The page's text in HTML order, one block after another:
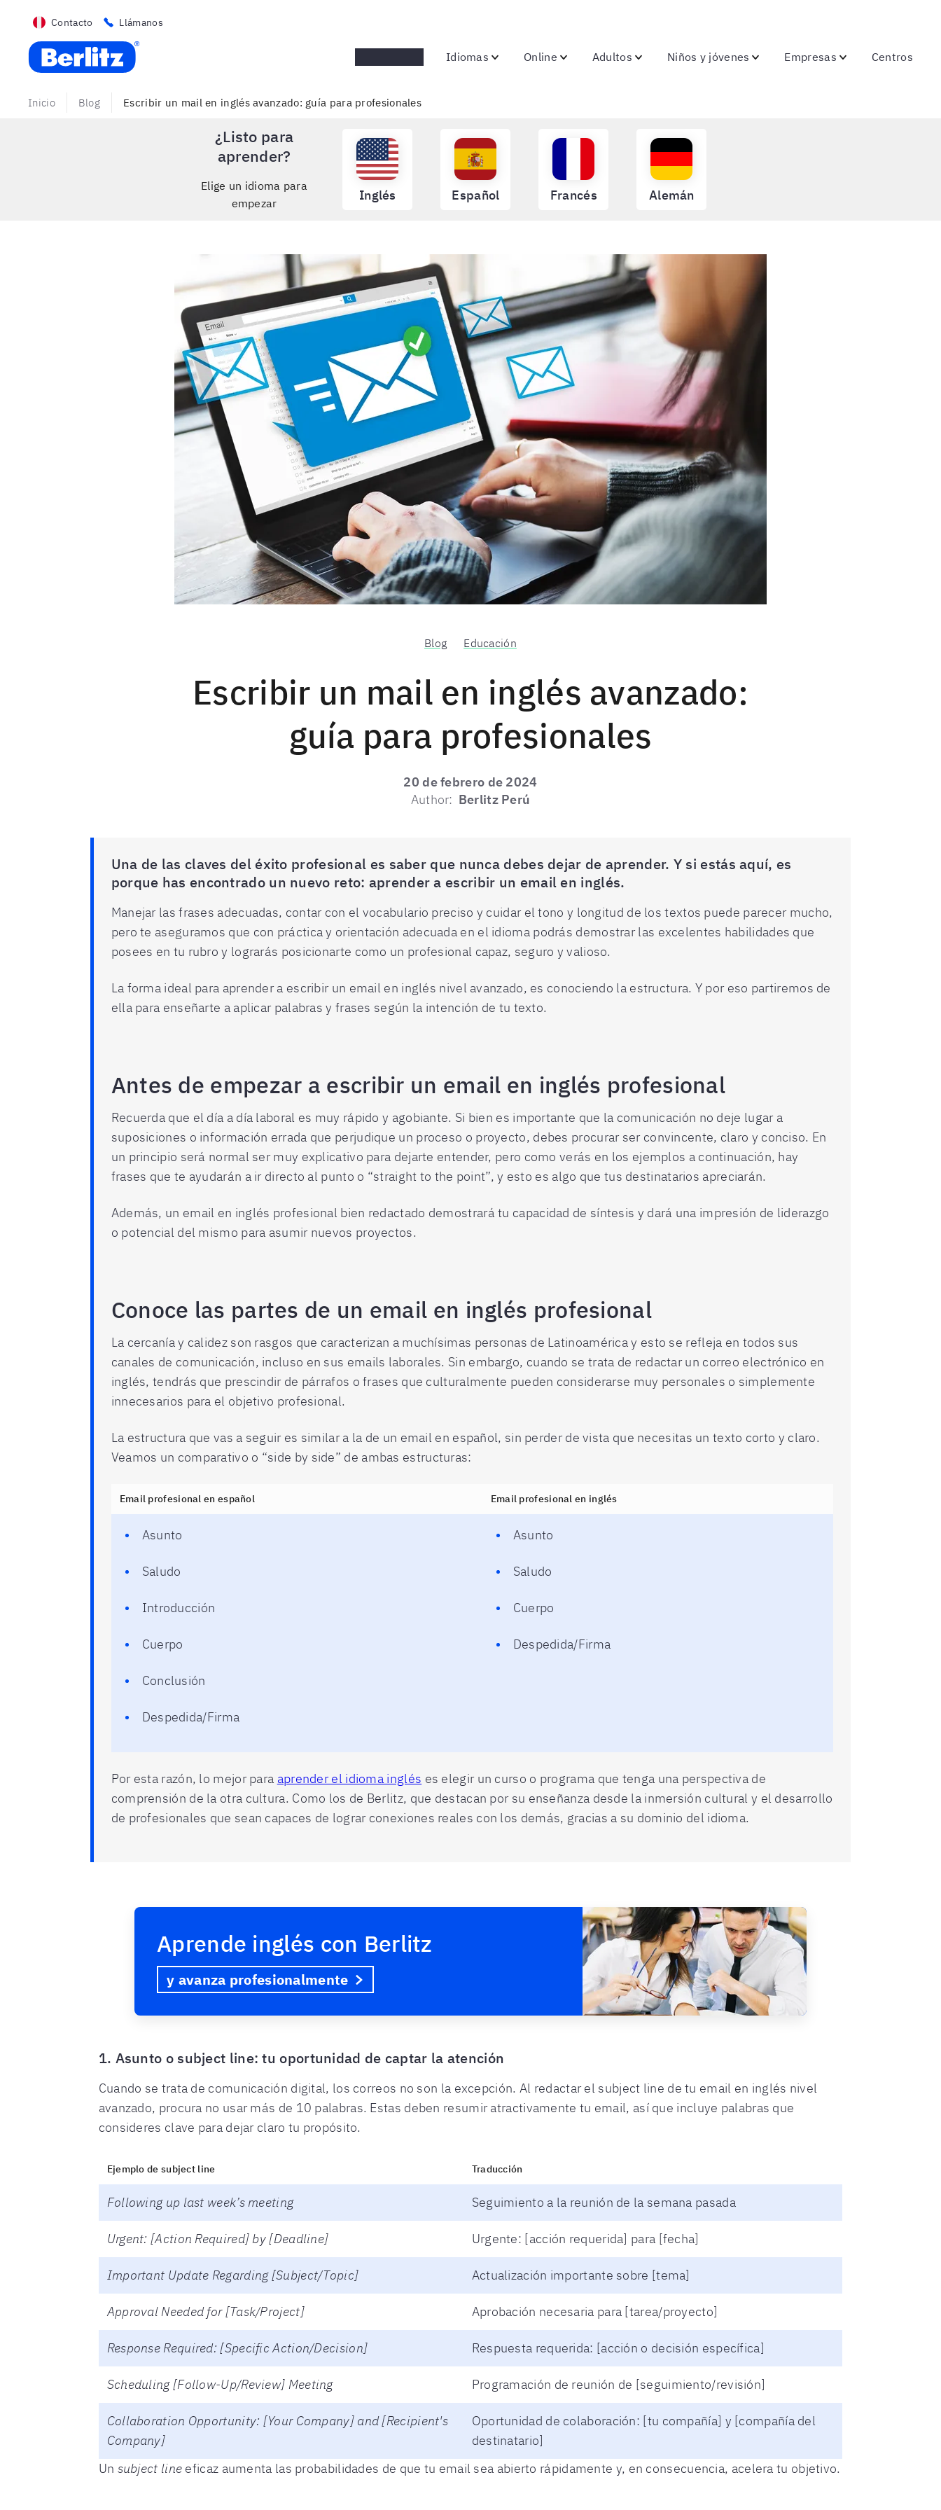
Contacto Llámanos
Berlitz PE
Idiomas Online Adultos Niños y jóvenes Empresas Centros
Inicio Blog Escribir un mail en inglés avanzado: guía para profesionales
¿Listo para
aprender?
Elige un idioma para
empezar
Inglés Español Francés Alemán
Blog Educación
Escribir un mail en inglés avanzado:
guía para profesionales
20 de febrero de 2024
Author: Berlitz Perú
Una de las claves del éxito profesional es saber que nunca debes dejar de aprender. Y si estás aquí, es
porque has encontrado un nuevo reto: aprender a escribir un email en inglés.
Manejar las frases adecuadas, contar con el vocabulario preciso y cuidar el tono y longitud de los textos puede parecer mucho,
pero te aseguramos que con práctica y orientación adecuada en el idioma podrás demostrar las excelentes habilidades que
posees en tu rubro y lograrás posicionarte como un profesional capaz, seguro y valioso.
La forma ideal para aprender a escribir un email en inglés nivel avanzado, es conociendo la estructura. Y por eso partiremos de
ella para enseñarte a aplicar palabras y frases según la intención de tu texto.
Antes de empezar a escribir un email en inglés profesional
Recuerda que el día a día laboral es muy rápido y agobiante. Si bien es importante que la comunicación no deje lugar a
suposiciones o información errada que perjudique un proceso o proyecto, debes procurar ser convincente, claro y conciso. En
un principio será normal ser muy explicativo para dejarte entender, pero como verás en los ejemplos a continuación, hay
frases que te ayudarán a ir directo al punto o “straight to the point”, y esto es algo que tus destinatarios apreciarán.
Además, un email en inglés profesional bien redactado demostrará tu capacidad de síntesis y dará una impresión de liderazgo
o potencial del mismo para asumir nuevos proyectos.
Conoce las partes de un email en inglés profesional
La cercanía y calidez son rasgos que caracterizan a muchísimas personas de Latinoamérica y esto se refleja en todos sus
canales de comunicación, incluso en sus emails laborales. Sin embargo, cuando se trata de redactar un correo electrónico en
inglés, tendrás que prescindir de párrafos o frases que culturalmente pueden considerarse muy personales o simplemente
innecesarios para el objetivo profesional.
La estructura que vas a seguir es similar a la de un email en español, sin perder de vista que necesitas un texto corto y claro.
Veamos un comparativo o “side by side” de ambas estructuras:
Email profesional en español Email profesional en inglés
Asunto
Saludo
Introducción
Cuerpo
Conclusión
Despedida/Firma
Asunto
Saludo
Cuerpo
Despedida/Firma
Por esta razón, lo mejor para aprender el idioma inglés es elegir un curso o programa que tenga una perspectiva de
comprensión de la otra cultura. Como los de Berlitz, que destacan por su enseñanza desde la inmersión cultural y el desarrollo
de profesionales que sean capaces de lograr conexiones reales con los demás, gracias a su dominio del idioma.
Aprende inglés con Berlitz
y avanza profesionalmente
1. Asunto o subject line: tu oportunidad de captar la atención
Cuando se trata de comunicación digital, los correos no son la excepción. Al redactar el subject line de tu email en inglés nivel
avanzado, procura no usar más de 10 palabras. Estas deben resumir atractivamente tu email, así que incluye palabras que
consideres clave para dejar claro tu propósito.
Ejemplo de subject line Traducción
Following up last week’s meeting Seguimiento a la reunión de la semana pasada
Urgent: [Action Required] by [Deadline] Urgente: [acción requerida] para [fecha]
Important Update Regarding [Subject/Topic] Actualización importante sobre [tema]
Approval Needed for [Task/Project] Aprobación necesaria para [tarea/proyecto]
Response Required: [Specific Action/Decision] Respuesta requerida: [acción o decisión específica]
Scheduling [Follow-Up/Review] Meeting Programación de reunión de [seguimiento/revisión]
Collaboration Opportunity: [Your Company] and [Recipient's
Company]
Oportunidad de colaboración: [tu compañía] y [compañía del
destinatario]
Un subject line eficaz aumenta las probabilidades de que tu email sea abierto rápidamente y, en consecuencia, acelera tu objetivo.